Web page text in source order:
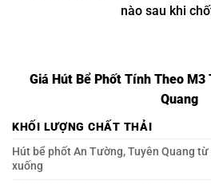
nào sau khi
Giá Hút Bể Phốt Tính Theo M3
Quang
KHỐI LƯỢNG CHẤT THẢI
Hút bể phốt An Tường, Tuyên Quang
xuống